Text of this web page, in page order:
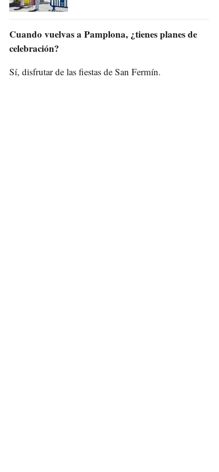
Cuando vuelvas a Pamplona, ¿tienes planes de
celebración?
Sí, disfrutar de las fiestas de San Fermín.